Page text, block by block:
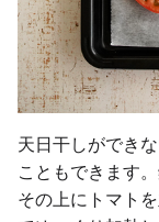
天日干しができ
こともできます
その上にトマト